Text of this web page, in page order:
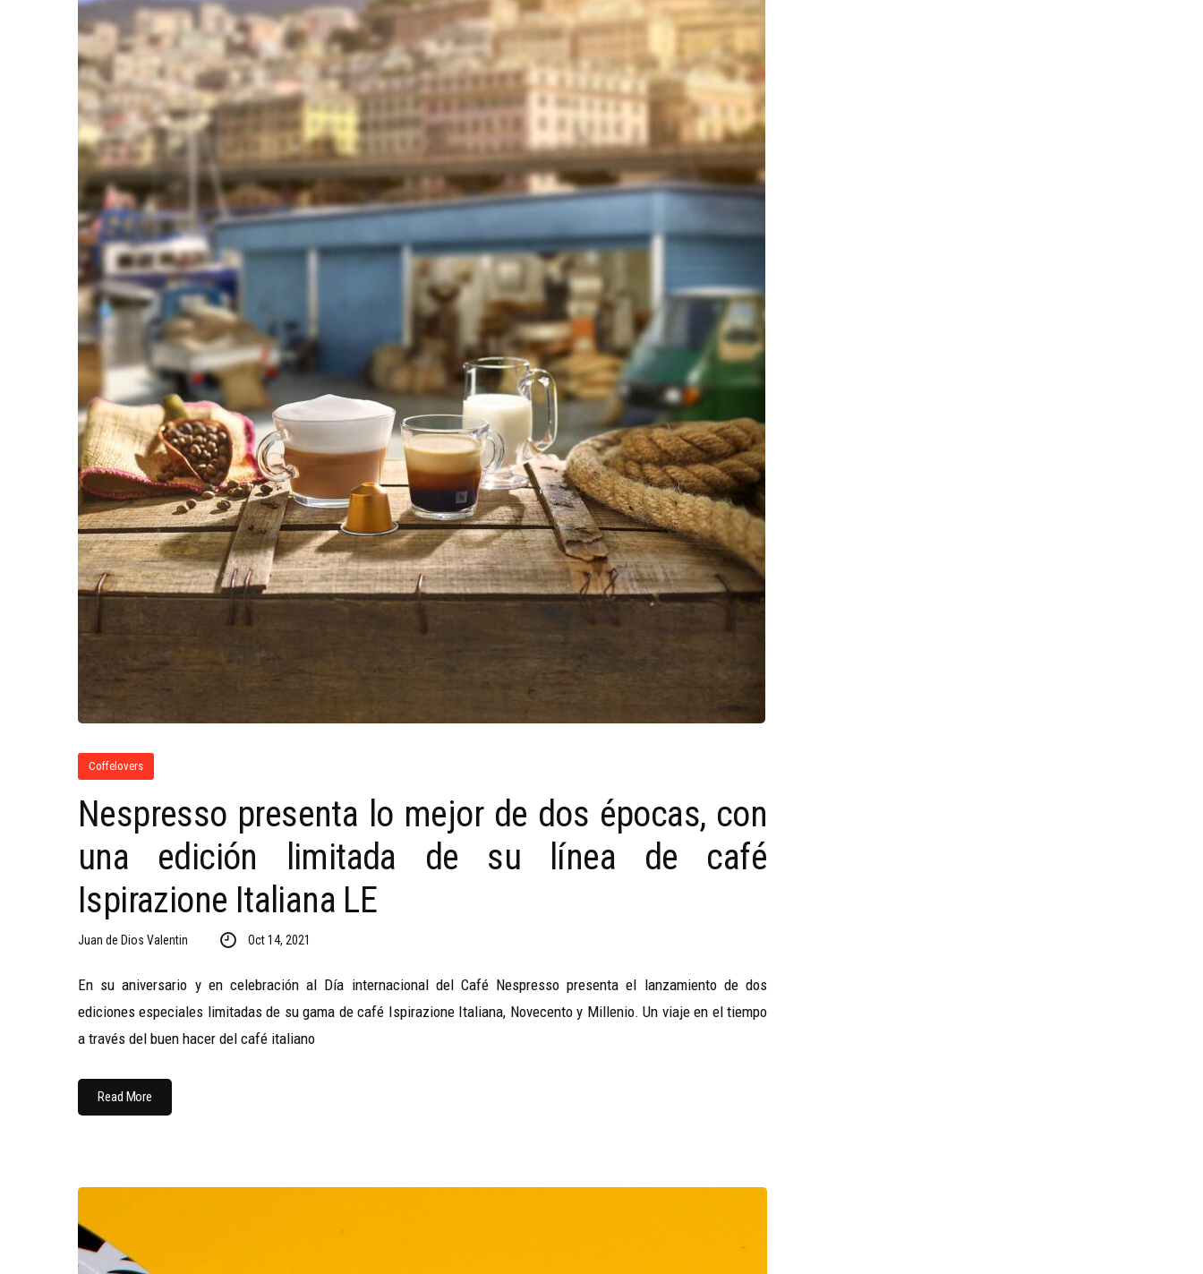
Coffelovers
Nespresso presenta lo mejor de dos épocas, con
una edición limitada de su línea de café
Ispirazione Italiana LE
Juan de Dios Valentin Oct 14, 2021
En su aniversario y en celebración al Día internacional del Café Nespresso presenta el lanzamiento de dos
ediciones especiales limitadas de su gama de café Ispirazione Italiana, Novecento y Millenio. Un viaje en el tiempo
a través del buen hacer del café italiano
Read More